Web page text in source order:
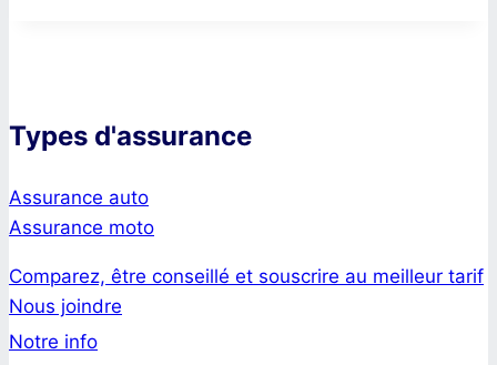
Types d'assurance
Assurance auto
Assurance moto
Comparez, être conseillé et souscrire au meilleur tarif
Nous joindre
Notre info